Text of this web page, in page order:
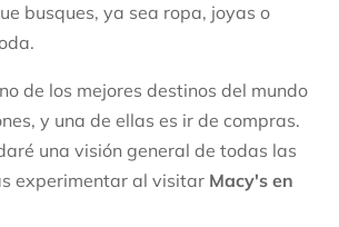
busques, ya sea ropa, joyas o
de los mejores destinos del mundo
y una de ellas es ir de compras.
una visión general de todas las
experimentar al visitar Macy's en